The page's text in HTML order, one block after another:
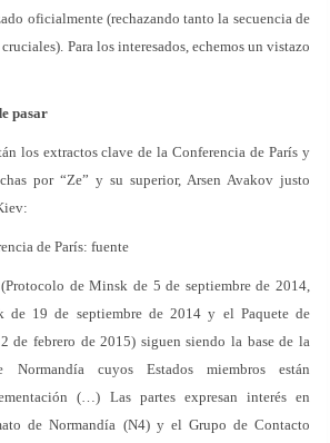
oficialmente (rechazando tanto la secuencia de
Para los interesados, echemos un vistazo
pasar
los extractos clave de la Conferencia de París y
por “Ze” y su superior, Arsen Avakov justo
de París: fuente
de Minsk de 5 de septiembre de 2014,
de 19 de septiembre de 2014 y el Paquete de
de febrero de 2015) siguen siendo la base de la
cuyos Estados miembros están
(…) Las partes expresan interés en
de Normandía (N4) y el Grupo de Contacto